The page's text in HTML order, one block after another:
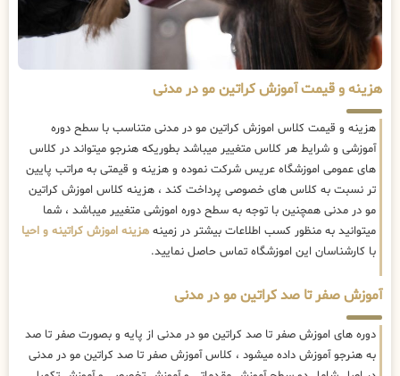
هزینه و قیمت آموزش کراتین مو در مدنی
هزینه و قیمت کلاس اموزش کراتین مو در مدنی متناسب با سطح دوره
آموزشی و شرایط هر کلاس متغییر میباشد بطوریکه هنرجو میتواند در کلاس
های عمومی اموزشگاه عریس شرکت نموده و هزینه و قیمتی به مراتب پایین
تر نسبت به کلاس های خصوصی پرداخت کند ، هزینه کلاس اموزش کراتین
مو در مدنی همچنین با توجه به سطح دوره اموزشی متغییر میباشد ، شما
میتوانید به منظور کسب اطلاعات بیشتر در زمینه هزینه اموزش کراتینه و احیا
با کارشناسان این اموزشگاه تماس حاصل نمایید.
آموزش صفر تا صد کراتین مو در مدنی
دوره های اموزش صفر تا صد کراتین مو در مدنی از پایه و بصورت صفر تا صد
به هنرجو آموزش داده میشود ، کلاس آموزش صفر تا صد کراتین مو در مدنی